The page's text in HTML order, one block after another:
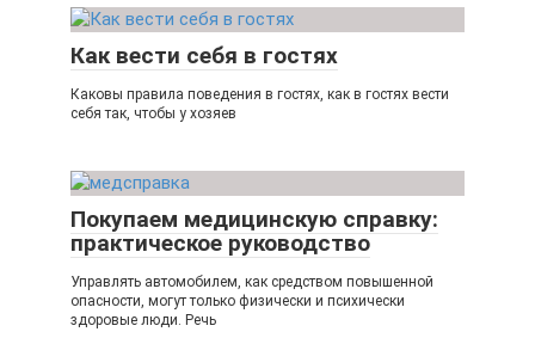
Как вести себя в гостях
Каковы правила поведения в гостях, как в гостях вести
себя так, чтобы у хозяев
Покупаем медицинскую справку:
практическое руководство
Управлять автомобилем, как средством повышенной
опасности, могут только физически и психически
здоровые люди. Речь